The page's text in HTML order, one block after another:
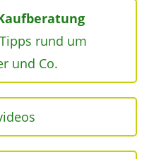
rund um
und Co.